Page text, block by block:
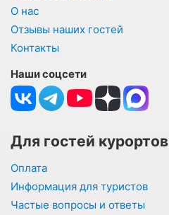
О нас
Отзывы наших гостей
Контакты
Наши соцсети
Для гостей курортов
Оплата
Информация для туристов
Частые вопросы и ответы